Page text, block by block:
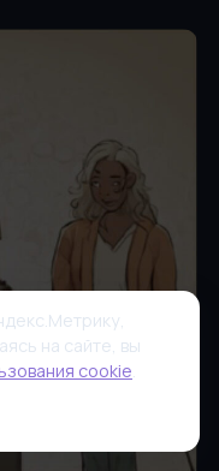
на сайте, вы
cookie.